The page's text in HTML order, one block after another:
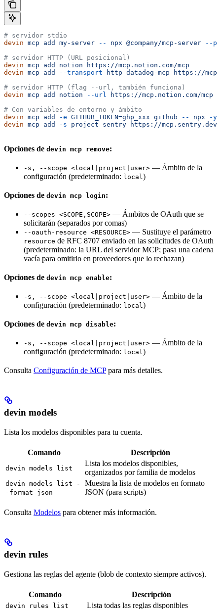
# servidor stdio
devin mcp add my-server -- npx @company/mcp-server --
# servidor HTTP (URL posicional)
devin mcp add notion https://mcp.notion.com/mcp
devin mcp add --transport http datadog-mcp https://
# servidor HTTP (flag --url, también funciona)
devin mcp add notion --url https://mcp.notion.com/mcp
# Con variables de entorno y ámbito
devin mcp add -e GITHUB_TOKEN=ghp_xxx github -- npx -y
devin mcp add -s project sentry https://mcp.sentry.dev/
Opciones de devin mcp remove:
-s, --scope <local|project|user> — Ámbito de la
configuración (predeterminado: local)
Opciones de devin mcp login:
--scopes <SCOPE,SCOPE> — Ámbitos de OAuth que se
solicitarán (separados por comas)
--oauth-resource <RESOURCE> — Sustituye el parámetro
resource de RFC 8707 enviado en las solicitudes de OAuth
(predeterminado: la URL del servidor MCP; pasa una cadena
vacía para omitirlo en proveedores que lo rechazan)
Opciones de devin mcp enable:
-s, --scope <local|project|user> — Ámbito de la
configuración (predeterminado: local)
Opciones de devin mcp disable:
-s, --scope <local|project|user> — Ámbito de la
configuración (predeterminado: local)
Consulta Configuración de MCPpara más detalles.
devin models
Lista los modelos disponibles para tu cuenta.
Comando Descripción
devin models list
Lista los modelos disponibles,
organizados por familia de modelos
devin models list -
-format json
Muestra la lista de modelos en formato
JSON (para scripts)
Consulta Modelos para obtener más información.
devin rules
Gestiona las reglas del agente (blob de contexto siempre activos).
Comando Descripción
devin rules list Lista todas las reglas disponibles